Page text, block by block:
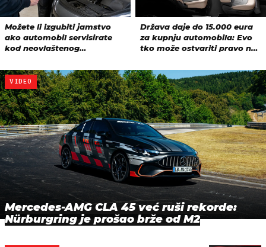
VIDEO
Mercedes-AMG CLA 45 već ruši rekorde:
Nürburgring je prošao brže od M2